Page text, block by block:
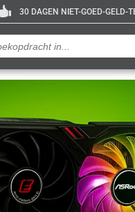
30 DAGEN NIET-GOED-GELD-